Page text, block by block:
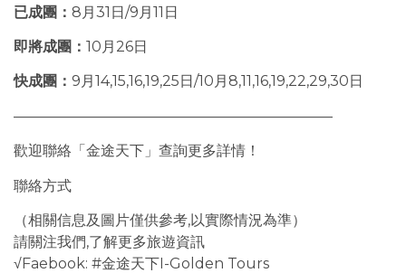
已成團： 8月31日/9月11日
即將成團： 10月26日
快成團： 9月14,15,16,19,25日/10月8,11,16,19,22,29,30日
——————————————————————
歡迎聯絡「金途天下」查詢更多詳情！
聯絡方式
（相關信息及圖片僅供參考,以實際情況為準）
請關注我們,了解更多旅遊資訊
√Faebook: #金途天下I-Golden Tours